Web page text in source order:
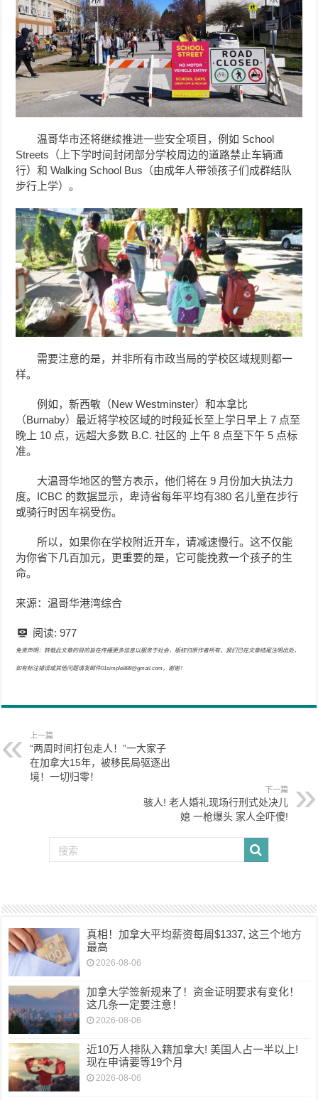
温哥华市还将继续推进一些安全项目，例如 School
Streets（上下学时间封闭部分学校周边的道路禁止车辆通
行）和 Walking School Bus（由成年人带领孩子们成群结队
步行上学）。
需要注意的是，并非所有市政当局的学校区域规则都一
样。
例如，新西敏（New Westminster）和本拿比
（Burnaby）最近将学校区域的时段延长至上学日早上 7 点至
晚上 10 点，远超大多数 B.C. 社区的 上午 8 点至下午 5 点标
准。
大温哥华地区的警方表示，他们将在 9 月份加大执法力
度。ICBC 的数据显示，卑诗省每年平均有380 名儿童在步行
或骑行时因车祸受伤。
所以，如果你在学校附近开车，请减速慢行。这不仅能
为你省下几百加元，更重要的是，它可能挽救一个孩子的生
命。
来源：温哥华港湾综合
阅读: 977
免责声明：转载此文章的目的旨在传播更多信息以服务于社会，版权归原作者所有，我们已在文章结尾注明出处，
如有标注错误或其他问题请发邮件01simple888@gmail.com，谢谢！
上一篇
“两周时间打包走人！”一大家子
在加拿大15年，被移民局驱逐出
境！一切归零！
下一篇
骇人! 老人婚礼现场行刑式处决儿
媳 一枪爆头 家人全吓傻!
真相！加拿大平均薪资每周$1337, 这三个地方
最高
2026-08-06
加拿大学签新规来了！资金证明要求有变化！
这几条一定要注意！
2026-08-06
近10万人排队入籍加拿大! 美国人占一半以上!
现在申请要等19个月
2026-08-06